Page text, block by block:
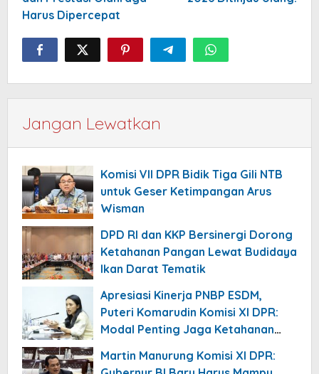
Harus Dipercepat
Jangan Lewatkan
Komisi VII DPR Bidik Tiga Gili NTB
untuk Geser Ketimpangan Arus
Wisman
DPD RI dan KKP Bersinergi Dorong
Ketahanan Pangan Lewat Budidaya
Ikan Darat Tematik
Apresiasi Kinerja PNBP ESDM,
Puteri Komarudin Komisi XI DPR:
Modal Penting Jaga Ketahanan
Martin Manurung Komisi XI DPR: